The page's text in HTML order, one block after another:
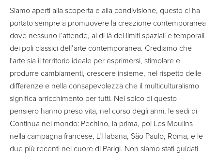
Siamo aperti alla scoperta e alla condivisione, questo ci ha
portato sempre a promuovere la creazione contemporanea
dove nessuno l’attende, al di là dei limiti spaziali e temporali
dei poli classici dell’arte contemporanea. Crediamo che
l'arte sia il territorio ideale per esprimersi, stimolare e
produrre cambiamenti, crescere insieme, nel rispetto delle
differenze e nella consapevolezza che il multiculturalismo
significa arricchimento per tutti. Nel solco di questo
pensiero hanno preso vita, nel corso degli anni, le sedi di
Continua nel mondo: Pechino, la prima, poi Les Moulins
nella campagna francese, L’Habana, São Paulo, Roma, e le
due più recenti nel cuore di Parigi. Non siamo stati guidati